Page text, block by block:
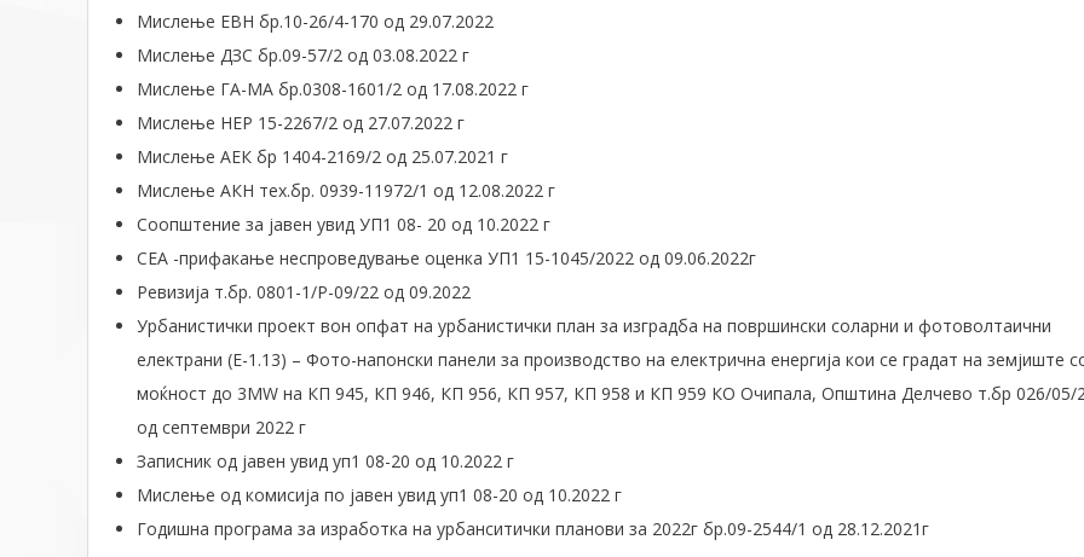
Мислење ЕВН бр.10-26/4-170 од 29.07.2022
Мислење ДЗС бр.09-57/2 од 03.08.2022 г
Мислење ГА-МА бр.0308-1601/2 од 17.08.2022 г
Мислење НЕР 15-2267/2 од 27.07.2022 г
Мислење АЕК бр 1404-2169/2 од 25.07.2021 г
Мислење АКН тех.бр. 0939-11972/1 од 12.08.2022 г
Соопштение за јавен увид УП1 08- 20 од 10.2022 г
СЕА -прифакање неспроведување оценка УП1 15-1045/2022 од 09.06.2022г
Ревизија т.бр. 0801-1/P-09/22 од 09.2022
Урбанистички проект вон опфат на урбанистички план за изградба на површински соларни и фотоволтаични
електрани (Е-1.13) – Фото-напонски панели за производство на електрична енергија кои се градат на земјиште
моќност до 3MW на КП 945, КП 946, КП 956, КП 957, КП 958 и КП 959 КО Очипала, Општина Делчево т.бр 026/05/
од септември 2022 г
Записник од јавен увид уп1 08-20 од 10.2022 г
Мислење од комисија по јавен увид уп1 08-20 од 10.2022 г
Годишна програма за изработка на урбанситички планови за 2022г бр.09-2544/1 од 28.12.2021г